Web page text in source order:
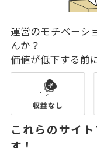
運営のモチベーシ
んか？
価値が低下する前
これらのサイト